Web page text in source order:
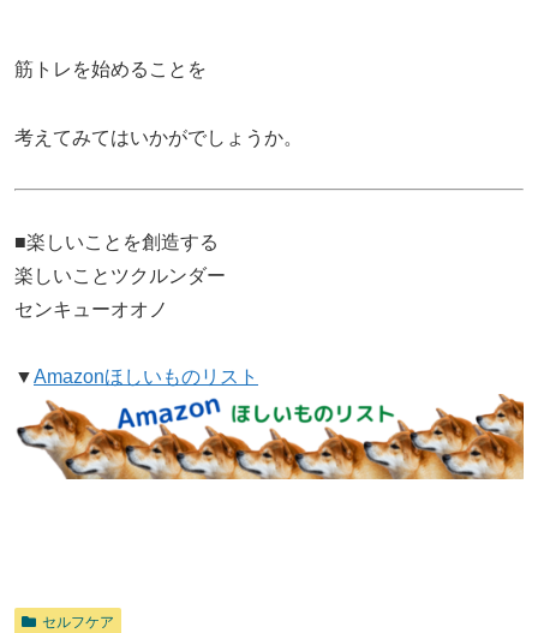
筋トレを始めることを
考えてみてはいかがでしょうか。
■楽しいことを創造する
楽しいことツクルンダー
センキューオオノ
▼Amazonほしいものリスト
セルフケア